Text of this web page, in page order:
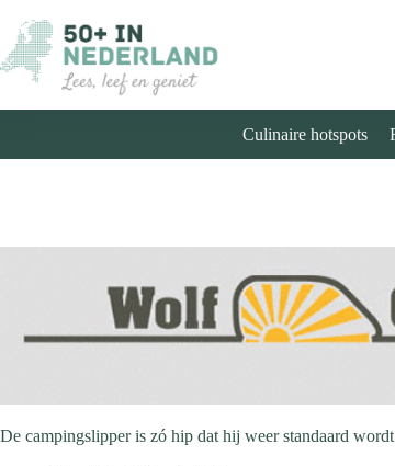
naar
de
inhoud
Culinaire hotspots
De campingslipper is zó hip dat hij weer standaard wordt